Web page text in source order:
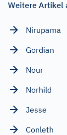
Weitere Artikel
Nirupama
Gordian
Nour
Norhild
Jesse
Conleth